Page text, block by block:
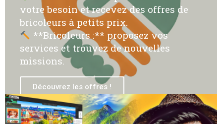
votre besoin et recevez des offres de
bricoleurs à petits prix.
**Bricoleurs :** proposez vos
services et trouvez de nouvelles
missions.
Découvrez les offres !